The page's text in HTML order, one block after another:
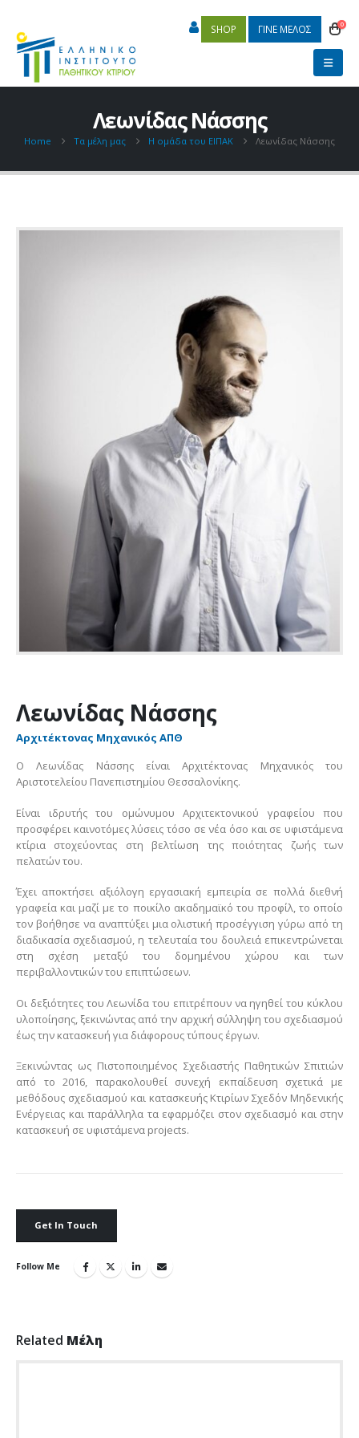
SHOP ΓΙΝΕ ΜΕΛΟΣ 0
Λεωνίδας Νάσσης
Home Τα μέλη μας Η ομάδα του ΕΙΠΑΚ Λεωνίδας Νάσσης
Λεωνίδας Νάσσης
Αρχιτέκτονας Μηχανικός ΑΠΘ
Ο Λεωνίδας Νάσσης είναι Αρχιτέκτονας Μηχανικός του
Αριστοτελείου Πανεπιστημίου Θεσσαλονίκης.
Είναι ιδρυτής του ομώνυμου Αρχιτεκτονικού γραφείου που
προσφέρει καινοτόμες λύσεις τόσο σε νέα όσο και σε υφιστάμενα
κτίρια στοχεύοντας στη βελτίωση της ποιότητας ζωής των
πελατών του.
Έχει αποκτήσει αξιόλογη εργασιακή εμπειρία σε πολλά διεθνή
γραφεία και μαζί με το ποικίλο ακαδημαϊκό του προφίλ, το οποίο
τον βοήθησε να αναπτύξει μια ολιστική προσέγγιση γύρω από τη
διαδικασία σχεδιασμού, η τελευταία του δουλειά επικεντρώνεται
στη σχέση μεταξύ του δομημένου χώρου και των
περιβαλλοντικών του επιπτώσεων.
Οι δεξιότητες του Λεωνίδα του επιτρέπουν να ηγηθεί του κύκλου
υλοποίησης, ξεκινώντας από την αρχική σύλληψη του σχεδιασμού
έως την κατασκευή για διάφορους τύπους έργων.
Ξεκινώντας ως Πιστοποιημένος Σχεδιαστής Παθητικών Σπιτιών
από το 2016, παρακολουθεί συνεχή εκπαίδευση σχετικά με
μεθόδους σχεδιασμού και κατασκευής Κτιρίων Σχεδόν Μηδενικής
Ενέργειας και παράλληλα τα εφαρμόζει στον σχεδιασμό και στην
κατασκευή σε υφιστάμενα projects.
Get In Touch
Follow Me
Related Μέλη